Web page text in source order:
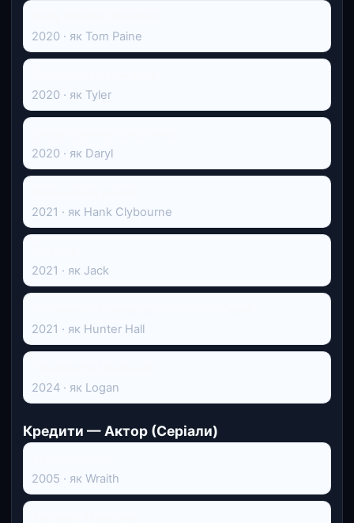
2020 · як Tom Paine
2020 · як Tyler
2020 · як Daryl
2021 · як Hank Clybourne
2021 · як Jack
2021 · як Hunter Hall
2024 · як Logan
Кредити — Актор (Серіали)
2005 · як Wraith